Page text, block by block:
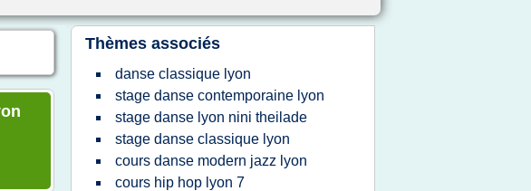
Thèmes associés
danse classique lyon
stage danse contemporaine lyon
stage danse lyon nini theilade
stage danse classique lyon
cours danse modern jazz lyon
cours hip hop lyon 7